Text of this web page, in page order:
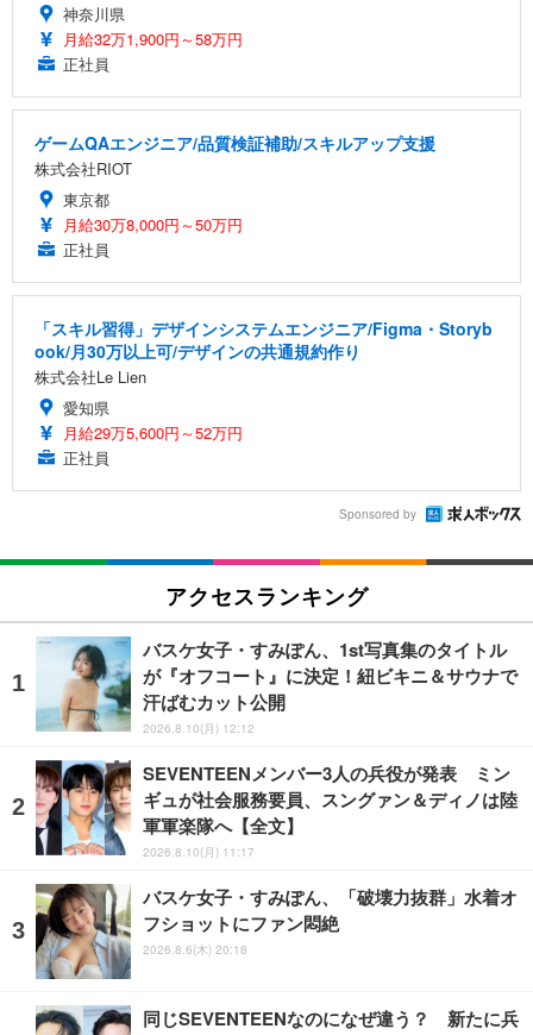
神奈川県
月給32万1,900円～58万円
正社員
ゲームQAエンジニア/品質検証補助/スキルアップ支援
株式会社RIOT
東京都
月給30万8,000円～50万円
正社員
「スキル習得」デザインシステムエンジニア/Figma・Storyb
ook/月30万以上可/デザインの共通規約作り
株式会社Le Lien
愛知県
月給29万5,600円～52万円
正社員
Sponsored by
アクセスランキング
バスケ女子・すみぽん、1st写真集のタイトル
が『オフコート』に決定！紐ビキニ＆サウナで
汗ばむカット公開
2026.8.10(月) 12:12
SEVENTEENメンバー3人の兵役が発表 ミン
ギュが社会服務要員、スングァン＆ディノは陸
軍軍楽隊へ【全文】
2026.8.10(月) 11:17
バスケ女子・すみぽん、「破壊力抜群」水着オ
フショットにファン悶絶
2026.8.6(木) 20:18
同じSEVENTEENなのになぜ違う？ 新たに兵